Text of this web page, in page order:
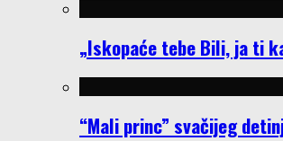
„Iskopaće tebe Bili, ja ti
“Mali princ” svačijeg